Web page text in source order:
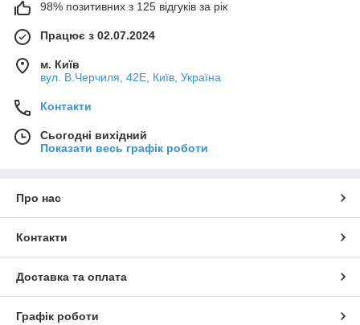
98% позитивних з 125 відгуків за рік
Працює з 02.07.2024
м. Київ
вул. В.Черчиля, 42Е, Київ, Україна
Контакти
Сьогодні вихідний
Показати весь графік роботи
Про нас
Контакти
Доставка та оплата
Графік роботи